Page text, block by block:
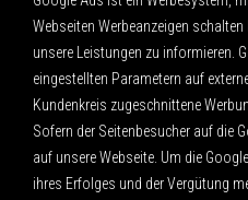
Webseiten Werbeanzeigen
unsere Leistungen zu informieren.
eingestellten Parametern auf
Kundenkreis zugeschnittene
Sofern der Seitenbesucher auf die
auf unsere Webseite. Um die
ihres Erfolges und der Vergütung